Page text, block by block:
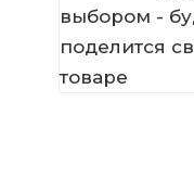
выбором -
поделится
товаре